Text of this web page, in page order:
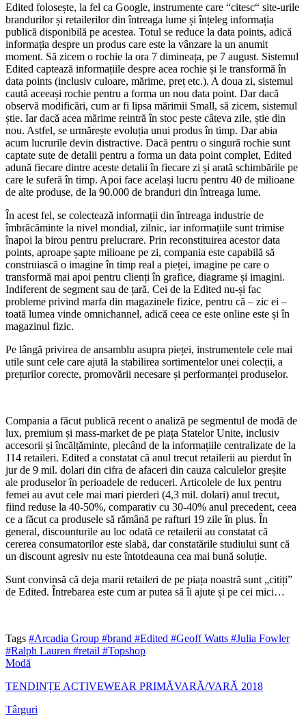
Edited folosește, la fel ca Google, instrumente care “citesc“ site-urile
brandurilor și retailerilor din întreaga lume și înțeleg informația
publică disponibilă pe acestea. Totul se reduce la data points, adică
informația despre un produs care este la vânzare la un anumit
moment. Să zicem o rochie la ora 7 dimineața, pe 7 august. Sistemul
Edited captează informațiile despre acea rochie și le transformă în
data points (inclusiv culoare, mărime, preț etc.). A doua zi, sistemul
caută aceeași rochie pentru a forma un nou data point. Dar dacă
observă modificări, cum ar fi lipsa mărimii Small, să zicem, sistemul
știe. Iar dacă acea mărime reintră în stoc peste câteva zile, știe din
nou. Astfel, se urmărește evoluția unui produs în timp. Dar abia
acum lucrurile devin distractive. Dacă pentru o singură rochie sunt
captate sute de detalii pentru a forma un data point complet, Edited
adună fiecare dintre aceste detalii în fiecare zi și arată schimbările pe
care le suferă în timp. Apoi face același lucru pentru 40 de milioane
de alte produse, de la 90.000 de branduri din întreaga lume.
În acest fel, se colectează informații din întreaga industrie de
îmbrăcăminte la nivel mondial, zilnic, iar informațiile sunt trimise
înapoi la birou pentru prelucrare. Prin reconstituirea acestor data
points, aproape șapte milioane pe zi, compania este capabilă să
construiască o imagine în timp real a pieței, imagine pe care o
transformă mai apoi pentru clienți în grafice, diagrame și imagini.
Indiferent de segment sau de țară. Cei de la Edited nu-și fac
probleme privind marfa din magazinele fizice, pentru că – zic ei –
toată lumea vinde omnichannel, adică ceea ce este online este și în
magazinul fizic.
Pe lângă privirea de ansamblu asupra pieței, instrumentele cele mai
utile sunt cele care ajută la stabilirea sortimentelor unei colecții, a
prețurilor corecte, promovării necesare și performanței produselor.
Compania a făcut publică recent o analiză pe segmentul de modă de
lux, premium și mass-market de pe piața Statelor Unite, inclusiv
accesorii și încălțăminte, plecând de la informațiile centralizate de la
114 retaileri. Edited a constatat că anul trecut retailerii au pierdut în
jur de 9 mil. dolari din cifra de afaceri din cauza calculelor greșite
ale produselor în perioadele de reduceri. Articolele de lux pentru
femei au avut cele mai mari pierderi (4,3 mil. dolari) anul trecut,
fiind reduse la 40-50%, comparativ cu 30-40% anul precedent, ceea
ce a făcut ca produsele să rămână pe rafturi 19 zile în plus. În
general, discounturile au loc odată ce retailerii au constatat că
cererea consumatorilor este slabă, dar constatările studiului sunt că
un discount agresiv nu este întotdeauna cea mai bună soluție.
Sunt convinsă că deja marii retaileri de pe piața noastră sunt „citiți”
de Edited. Întrebarea este cum ar putea să îi ajute și pe cei mici…
Tags #Arcadia Group #brand #Edited #Geoff Watts #Julia Fowler
#Ralph Lauren #retail #Topshop
Modă
TENDINȚE ACTIVEWEAR PRIMĂVARĂ/VARĂ 2018
Târguri